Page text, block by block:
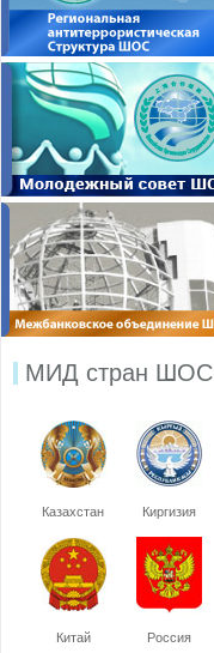
МИД стран ШОС
Казахстан Киргизия
Китай Россия